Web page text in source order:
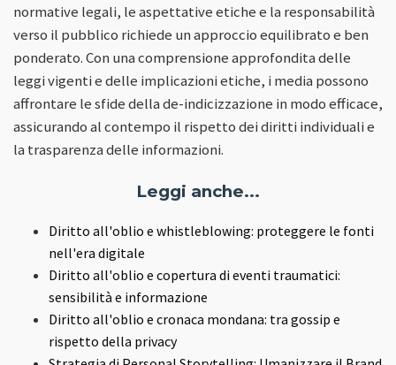
normative legali, le aspettative etiche e la responsabilità
verso il pubblico richiede un approccio equilibrato e ben
ponderato. Con una comprensione approfondita delle
leggi vigenti e delle implicazioni etiche, i media possono
affrontare le sfide della de-indicizzazione in modo efficace,
assicurando al contempo il rispetto dei diritti individuali e
la trasparenza delle informazioni.
Leggi anche...
Diritto all'oblio e whistleblowing: proteggere le fonti
nell'era digitale
Diritto all'oblio e copertura di eventi traumatici:
sensibilità e informazione
Diritto all'oblio e cronaca mondana: tra gossip e
rispetto della privacy